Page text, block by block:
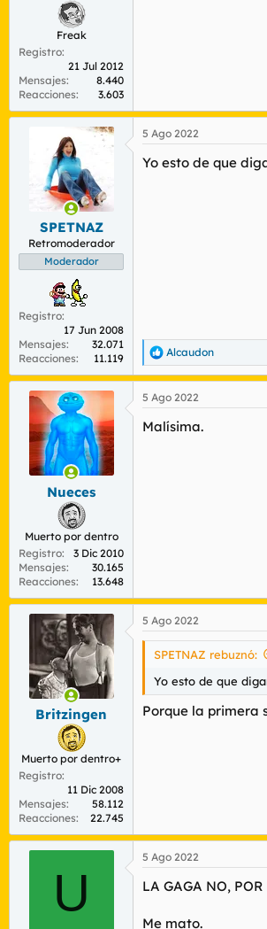
Freak
Registro
21 Jul 2012
Mensajes
8.440
Reacciones
3.603
SPETNAZ
Retromoderador
Moderador
Registro
17 Jun 2008
Mensajes
32.071
Reacciones
11.119
5 Ago 2022
Yo esto de que
R
e
a
c
i
Alcaudon
Nueces
Muerto por dentro
Registro
3 Dic 2010
Mensajes
30.165
Reacciones
13.648
5 Ago 2022
Malísima.
Britzingen
Muerto por dentro+
Registro
11 Dic 2008
Mensajes
58.112
Reacciones
22.745
5 Ago 2022
SPETNAZ rebuznó:
Yo esto de que
Porque la primera
U
5 Ago 2022
LA GAGA NO,
Me mato.